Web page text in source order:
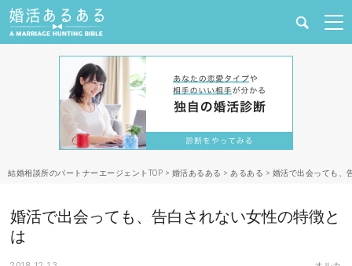
婚活と結婚
恋愛の悩み
合コン・街コン
結婚相談所のパートナーエージェントTOP > 婚活あるある > あるある > 婚活で出会っても、
婚活で出会っても、告白されない女性の特徴と
は